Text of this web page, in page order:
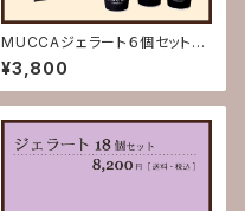
MUCCAジェラート６個セット
(送料込)【お歳暮 お中元 誕
生日お祝い 内祝い 出産祝
い 結婚祝い 記念日 賞品
お返し】
¥3,800